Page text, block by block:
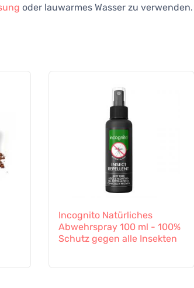
oder lauwarmes Wasser zu verwenden.
Incognito Natürliches
Abwehrspray 100 ml - 100%
Schutz gegen alle Insekten